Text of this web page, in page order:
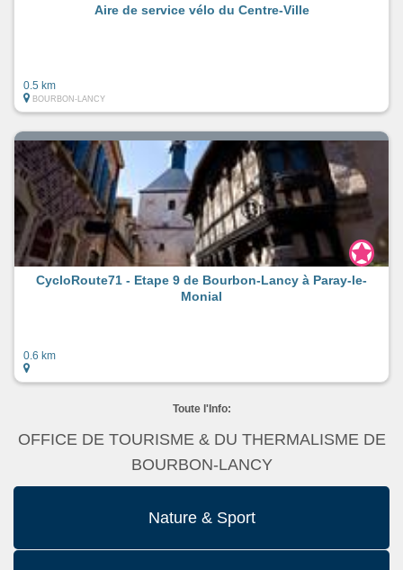
Aire de service vélo du Centre-Ville
0.5 km
BOURBON-LANCY
CycloRoute71 - Etape 9 de Bourbon-Lancy à Paray-le-
Monial
0.6 km
Toute l'Info:
OFFICE DE TOURISME & DU THERMALISME DE
BOURBON-LANCY
Nature & Sport